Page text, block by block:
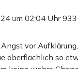
um 02:04 Uhr
vor
oberflächlich so